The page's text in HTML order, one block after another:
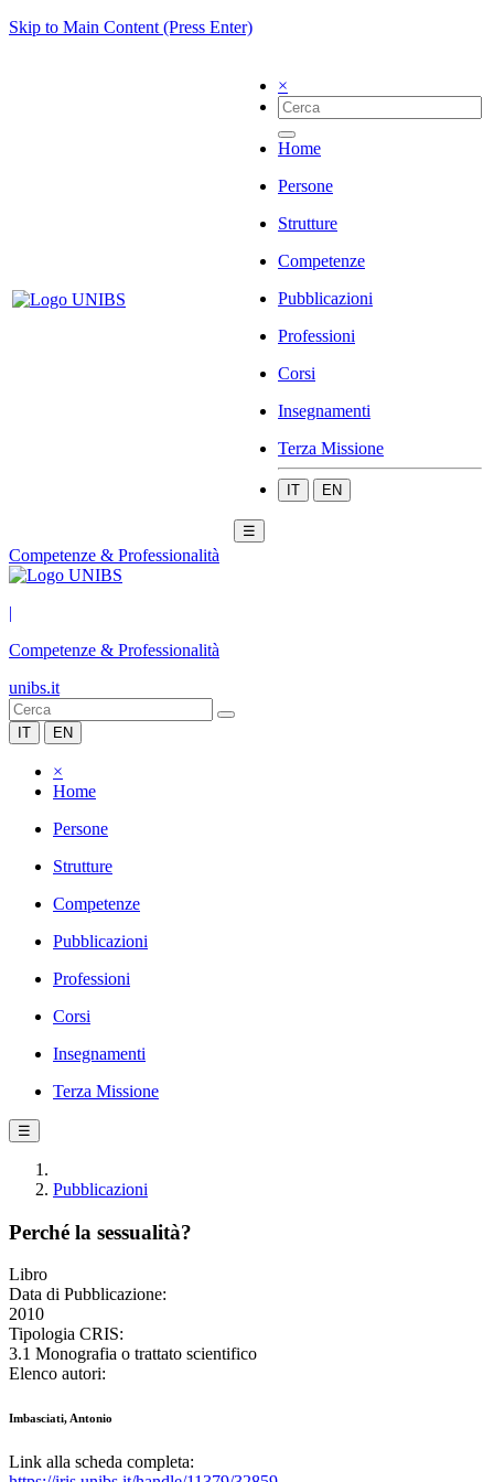
Skip to Main Content (Press Enter)
×
Home
Persone
Strutture
Competenze
Pubblicazioni
Professioni
Corsi
Insegnamenti
Terza Missione
IT EN
☰
Competenze & Professionalità
|
Competenze & Professionalità
unibs.it
IT EN
×
Home
Persone
Strutture
Competenze
Pubblicazioni
Professioni
Corsi
Insegnamenti
Terza Missione
☰
Pubblicazioni
Perché la sessualità?
Libro
Data di Pubblicazione:
2010
Tipologia CRIS:
3.1 Monografia o trattato scientifico
Elenco autori:
Imbasciati, Antonio
Link alla scheda completa: